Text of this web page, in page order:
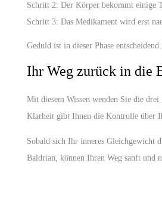
Schritt 2: Der Körper bekommt einige
Schritt 3: Das Medikament wird erst
Geduld ist in dieser Phase
Ihr Weg zurück in die
Mit diesem Wissen wenden Sie die
Klarheit gibt Ihnen die Kontrolle über
Sobald sich Ihr inneres Gleichgewicht
Baldrian, können Ihren Weg sanft und